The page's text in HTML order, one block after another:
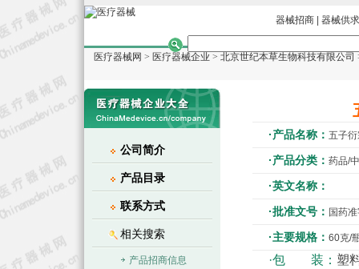
器械招商 器械供求
医疗器械网 > 医疗器械企业 > 北京世纪本草生物科技有限公司
·产品名称： 五子
·产品分类： 药品/
·英文名称：
·批准文号： 国药
·主要规格： 60克/
·包 装： 塑
公司简介
产品目录
联系方式
相关搜索
产品招商信息